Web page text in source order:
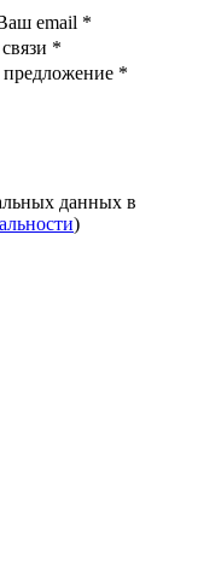
email *
*
*
данных в
)